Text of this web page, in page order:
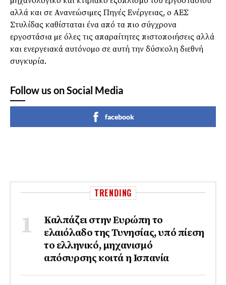
αλλά και σε Ανανεώσιµες Πηγές Ενέργειας, ο ΑΕΣ
Στυλίδας καθίσταται ένα από τα πιο σύγχρονα
εργοστάσια µε όλες τις απαραίτητες πιστοποιήσεις αλλά
και ενεργειακά αυτόνοµο σε αυτή την δύσκολη διεθνή
συγκυρία.
Follow us on Social Media
facebook
TRENDING
Καλπάζει στην Ευρώπη το
ελαιόλαδο της Τυνησίας, υπό πίεση
το ελληνικό, μηχανισμό
απόσυρσης κοιτά η Ισπανία